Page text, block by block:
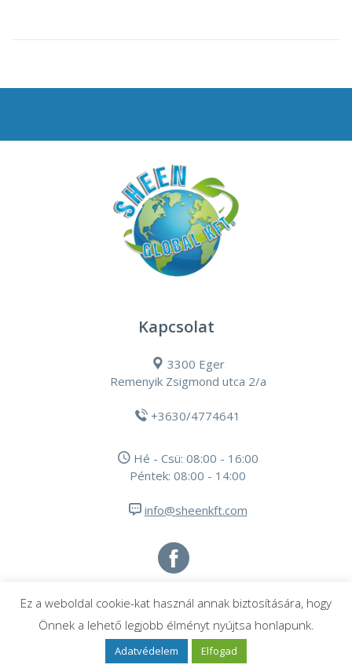
Kapcsolat
3300 Eger
Remenyik Zsigmond utca 2/a
+3630/4774641
Hé - Csü: 08:00 - 16:00
Péntek: 08:00 - 14:00
info@sheenkft.com
© 2021 Sheen Global Kft
Minden jog fenntartva
Designed byswebdesign.hu
Ez a weboldal cookie-kat használ annak biztosítására, hogy
Önnek a lehető legjobb élményt nyújtsa honlapunk.
Adatvédelem Elfogad